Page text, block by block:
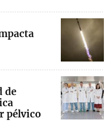
de
pélvico